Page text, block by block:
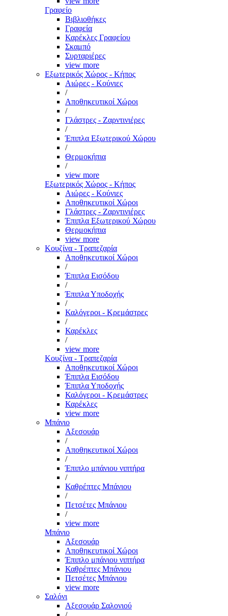
Γραφείο
Βιβλιοθήκες
Γραφεία
Καρέκλες Γραφείου
Σκαμπό
Συρταριέρες
view more
Εξωτερικός Χώρος - Κήπος
Αιώρες - Κούνιες
/
Αποθηκευτικοί Χώροι
/
Γλάστρες - Ζαρντινιέρες
/
Έπιπλα Εξωτερικού Χώρου
/
Θερμοκήπια
/
view more
Εξωτερικός Χώρος - Κήπος
Αιώρες - Κούνιες
Αποθηκευτικοί Χώροι
Γλάστρες - Ζαρντινιέρες
Έπιπλα Εξωτερικού Χώρου
Θερμοκήπια
view more
Κουζίνα - Τραπεζαρία
Αποθηκευτικοί Χώροι
/
Έπιπλα Εισόδου
/
Έπιπλα Υποδοχής
/
Καλόγεροι - Κρεμάστρες
/
Καρέκλες
/
view more
Κουζίνα - Τραπεζαρία
Αποθηκευτικοί Χώροι
Έπιπλα Εισόδου
Έπιπλα Υποδοχής
Καλόγεροι - Κρεμάστρες
Καρέκλες
view more
Μπάνιο
Αξεσουάρ
/
Αποθηκευτικοί Χώροι
/
Έπιπλο μπάνιου νιπτήρα
/
Καθρέπτες Μπάνιου
/
Πετσέτες Μπάνιου
/
view more
Μπάνιο
Αξεσουάρ
Αποθηκευτικοί Χώροι
Έπιπλο μπάνιου νιπτήρα
Καθρέπτες Μπάνιου
Πετσέτες Μπάνιου
view more
Σαλόνι
Αξεσουάρ Σαλονιού